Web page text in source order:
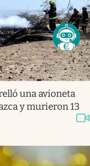
una avioneta
y murieron 13